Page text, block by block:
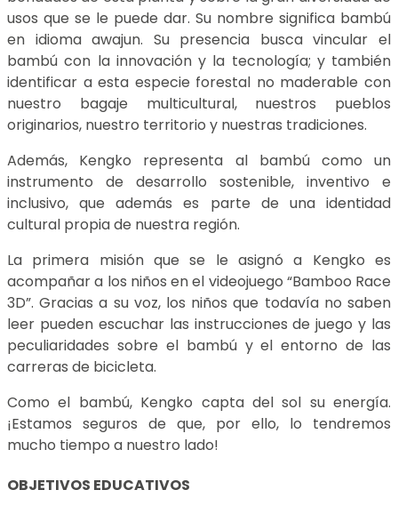
usos que se le puede dar. Su nombre significa bambú
en idioma awajun. Su presencia busca vincular el
bambú con la innovación y la tecnología; y también
identificar a esta especie forestal no maderable con
nuestro bagaje multicultural, nuestros pueblos
originarios, nuestro territorio y nuestras tradiciones.
Además, Kengko representa al bambú como un
instrumento de desarrollo sostenible, inventivo e
inclusivo, que además es parte de una identidad
cultural propia de nuestra región.
La primera misión que se le asignó a Kengko es
acompañar a los niños en el videojuego “Bamboo Race
3D”. Gracias a su voz, los niños que todavía no saben
leer pueden escuchar las instrucciones de juego y las
peculiaridades sobre el bambú y el entorno de las
carreras de bicicleta.
Como el bambú, Kengko capta del sol su energía.
¡Estamos seguros de que, por ello, lo tendremos
mucho tiempo a nuestro lado!
OBJETIVOS EDUCATIVOS